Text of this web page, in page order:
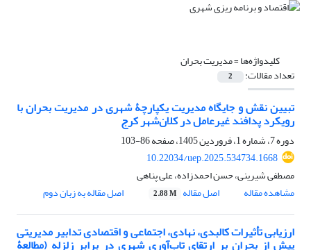
کلیدواژه‌ها =مدیریت بحران
تعداد مقالات: 2
تبیین نقش و جایگاه مدیریت یکپارچۀ شهری در مدیریت بحران با
رویکرد پدافند غیرعامل در کلان‌شهر کرج
دوره 7، شماره 1، فروردین 1405، صفحه
86-103
10.22034/uep.2025.534734.1668
مصطفی شیرینی، حسن احمدزاده، علی پناهی
مشاهده مقاله
اصل مقاله 2.88 M اصل مقاله به زبان دوم
ارزیابی تأثیرات کالبدی، نهادی، اجتماعی و اقتصادی تدابیر مدیریتی
پیش از بحران بر ارتقای تاب‌آوری شهری در برابر زلزله (مطالعۀ